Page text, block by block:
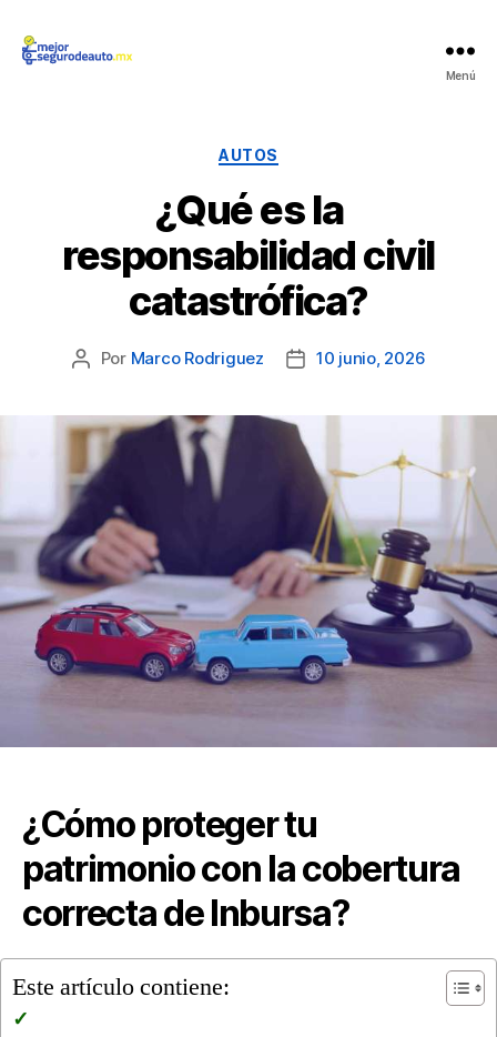
Menú
Categorías
AUTOS
¿Qué es la
responsabilidad civil
catastrófica?
Autor
publicación
Por Marco Rodriguez
Fecha
publicación
10 junio, 2026
¿Cómo proteger tu
patrimonio con la cobertura
correcta de Inbursa?
Este artículo contiene: